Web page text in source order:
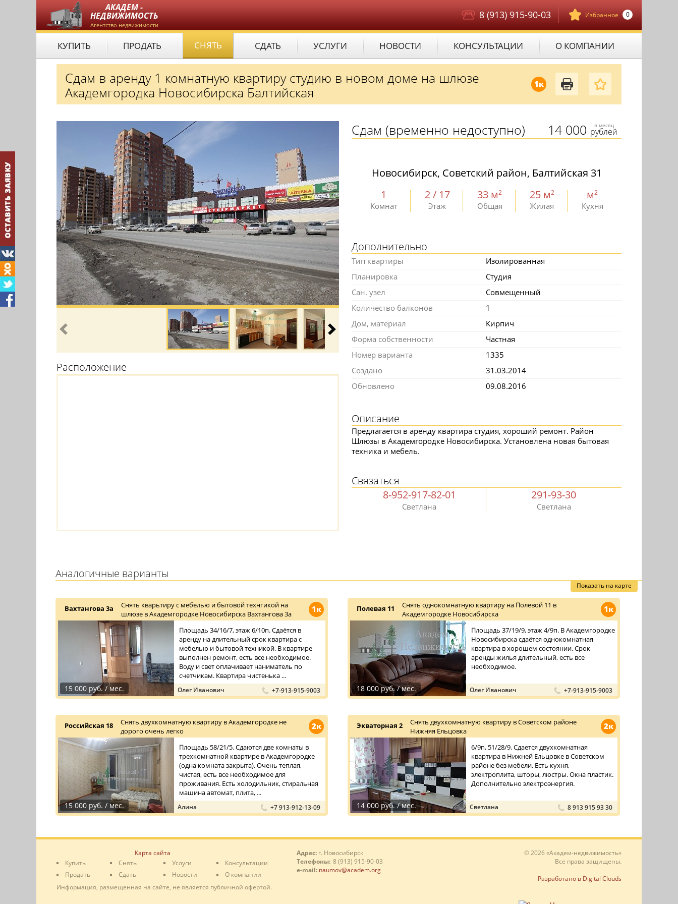
АКАДЕМ -
НЕДВИЖИМОСТЬ
Агентство недвижимости
Избранное 0
8 (913) 915-90-03
КУПИТЬ ПРОДАТЬ СНЯТЬ СДАТЬ УСЛУГИ НОВОСТИ КОНСУЛЬТАЦИИ О КОМПАНИИ
1к
Сдам в аренду 1 комнатную квартиру студию в новом доме на шлюзе
Академгородка Новосибирска Балтийская
Расположение
14 000 в месяц
рублей
Сдам (временно недоступно)
Новосибирск, Советский район, Балтийская 31
1
Комнат
2 / 17
Этаж
33 м2
Общая
25 м2
Жилая
м2
Кухня
Дополнительно
Тип квартиры
Изолированная
Планировка
Студия
Сан. узел
Совмещенный
Количество балконов
1
Дом, материал
Кирпич
Форма собственности
Частная
Номер варианта
1335
Создано
31.03.2014
Обновлено
09.08.2016
Описание
Предлагается в аренду квартира студия, хороший ремонт. Район
Шлюзы в Академгородке Новосибирска. Установлена новая бытовая
техника и мебель.
Связаться
8-952-917-82-01
Светлана
291-93-30
Светлана
Аналогичные варианты
Показать на карте
1к
Вахтангова 3а
Снять кварьтиру с мебелью и бытовой технгикой на
шлюзе в Академгородке Новосибирска Вахтангова 3а
15 000 руб. / мес.
Площадь 34/16/7, этаж 6/10п. Сдаётся в
аренду на длительный срок квартира с
мебелью и бытовой техникой. В квартире
выполнен ремонт, есть все необходимое.
Воду и свет оплачивает наниматель по
счетчикам. Квартира чистенька ...
Олег Иванович +7-913-915-9003
1к
Полевая 11
Снять однокомнатную квартиру на Полевой 11 в
Академгородке Новосибирска
18 000 руб. / мес.
Площадь 37/19/9, этаж 4/9п. В Академгородке
Новосибирска сдаётся однокомнатная
квартира в хорошем состоянии. Срок
аренды жилья длительный, есть все
необходимое.
Олег Иванович +7-913-915-9003
2к
Российская 18
Снять двухкомнатную квартиру в Академгородке не
дорого очень легко
15 000 руб. / мес.
Площадь 58/21/5. Сдаются две комнаты в
трехкомнатной квартире в Академгородке
(одна комната закрыта). Очень теплая,
чистая, есть все необходимое для
проживания. Есть холодильник, стиральная
машина автомат, плита, ...
Алина +7 913-912-13-09
2к
Экваторная 2
Снять двухкомнатную квартиру в Советском районе
Нижняя Ельцовка
14 000 руб. / мес.
6/9п, 51/28/9. Сдается двухкомнатная
квартира в Нижней Ельцовке в Советском
районе без мебели. Есть кухня,
электроплита, шторы, люстры. Окна пластик.
Дополнительно электроэнергия.
Светлана 8 913 915 93 30
Карта сайта
Купить
Продать
Снять
Сдать
Услуги
Новости
Консультации
О компании
Информация, размещенная на сайте, не является публичной офертой.
Адрес: г. Новосибирск
Телефоны: 8 (913) 915-90-03
e-mail: naumov@academ.org
© 2026 «Академ-недвижимость»
Все права защищены.
Разработано в Digital Clouds